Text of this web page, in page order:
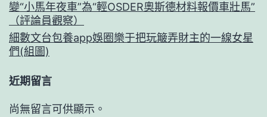
變“小馬年夜車”為“輕OSDER奧斯德材料報價車壯馬”
（評論員觀察）
細數文台包養app娛圈樂于把玩簸弄財主的一線女星
們(組圖)
近期留言
尚無留言可供顯示。